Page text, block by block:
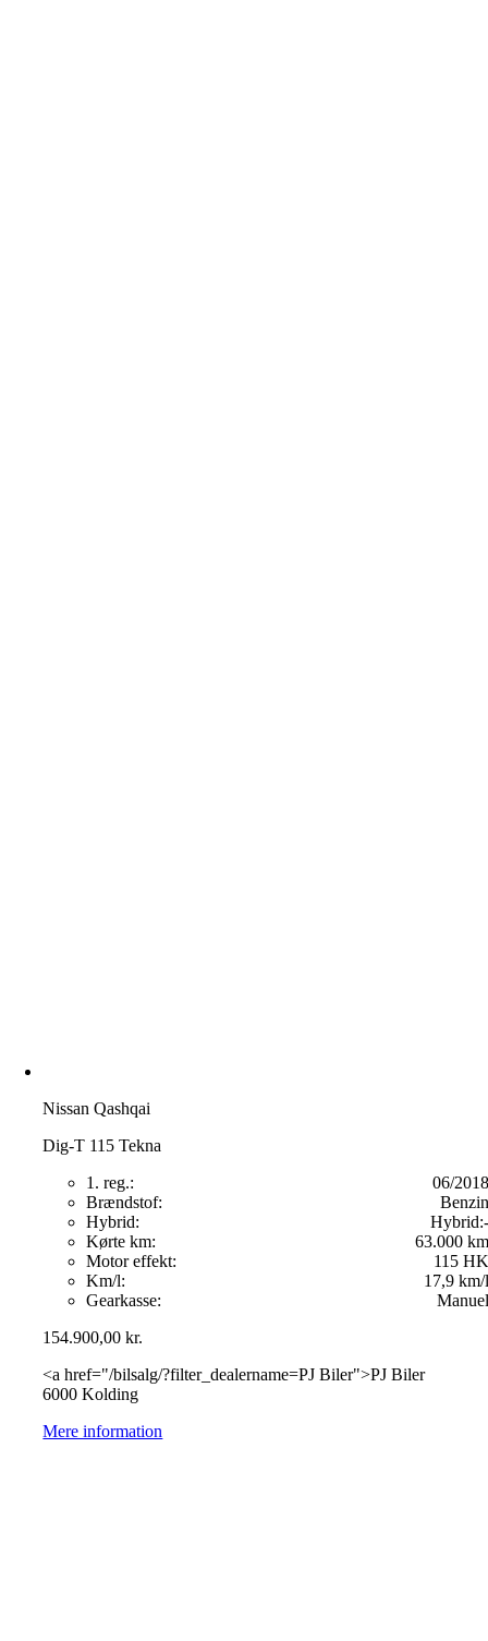
Nissan Qashqai
Dig-T 115 Tekna
1. reg.:
06/2018
Brændstof:
Benzin
Hybrid:
Hybrid:-
Kørte km:
63.000 km
Motor effekt:
115 HK
Km/l:
17,9 km/l
Gearkasse:
Manuel
154.900,00kr.
<a href="/bilsalg/?filter_dealername=PJ Biler">PJ Biler
6000 Kolding
Mere information